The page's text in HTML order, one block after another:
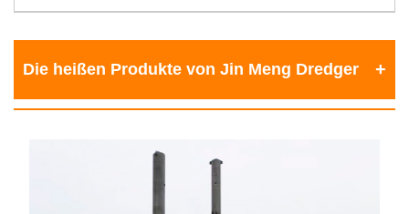
Die heißen Produkte von Jin Meng Dredger